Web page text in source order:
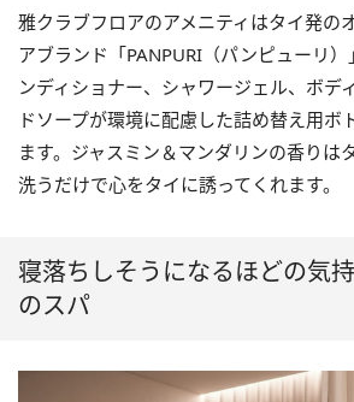
雅クラブフロアのアメニティはタイ発の
アブランド「PANPURI（パンピューリ
ンディショナー、シャワージェル、ボデ
ドソープが環境に配慮した詰め替え用ボ
ます。ジャスミン＆マンダリンの香りは
洗うだけで心をタイに誘ってくれます。
寝落ちしそうになるほどの気
のスパ